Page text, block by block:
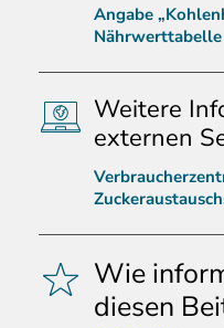
Angabe
Nährwerttabelle
Weitere
externen
Wie
diesen